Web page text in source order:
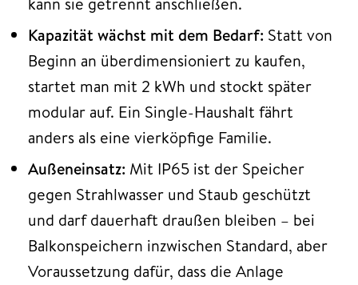
Kapazität wächst mit dem Bedarf: Statt von
Beginn an überdimensioniert zu kaufen,
startet man mit 2 kWh und stockt später
modular auf. Ein Single-Haushalt fährt
anders als eine vierköpfige Familie.
Außeneinsatz: Mit IP65 ist der Speicher
gegen Strahlwasser und Staub geschützt
und darf dauerhaft draußen bleiben – bei
Balkonspeichern inzwischen Standard, aber
Voraussetzung dafür, dass die Anlage